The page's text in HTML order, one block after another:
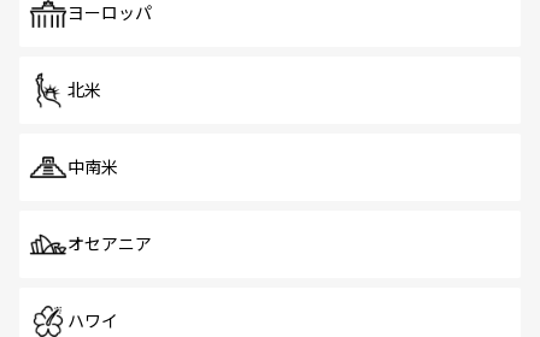
ヨーロッパ
北米
中南米
オセアニア
ハワイ